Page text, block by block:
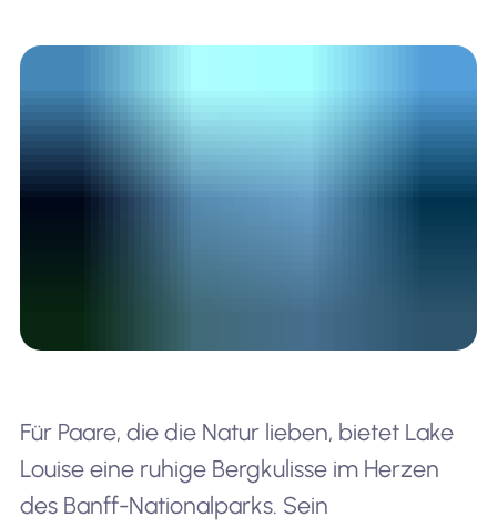
Für Paare, die die Natur lieben, bietet Lake
Louise eine ruhige Bergkulisse im Herzen
des Banff-Nationalparks. Sein